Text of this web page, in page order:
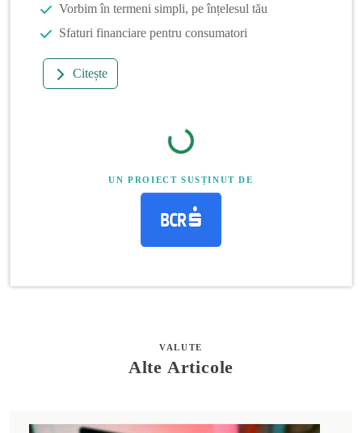
Vorbim în termeni simpli, pe înțelesul tău
Sfaturi financiare pentru consumatori
Citește
UN PROIECT SUSȚINUT DE
VALUTE
Alte Articole